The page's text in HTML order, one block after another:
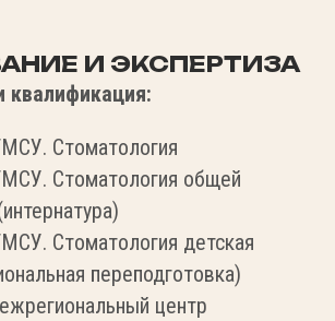
И ЭКСПЕРТИЗА
квалификация:
Стоматология
Стоматология общей
Стоматология детская
переподготовка)
центр